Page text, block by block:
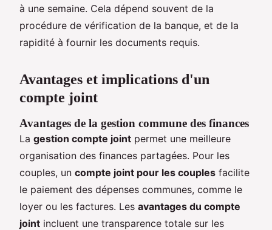
à une semaine. Cela dépend souvent de la
procédure de vérification de la banque, et de la
rapidité à fournir les documents requis.
Avantages et implications d'un
compte joint
Avantages de la gestion commune des finances
La gestion compte joint permet une meilleure
organisation des finances partagées. Pour les
couples, un compte joint pour les couples facilite
le paiement des dépenses communes, comme le
loyer ou les factures. Les avantages du compte
joint incluent une transparence totale sur les